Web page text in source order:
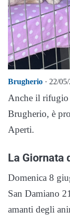
Brugherio · 22/
Anche il rifugio
Brugherio, è
Aperti.
La Giornata
Domenica 8
San Damiano
amanti degli